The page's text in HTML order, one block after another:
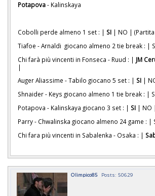
Potapova- Kalinskaya
Cobolli perde almeno 1 set : | SI | NO |
Tiafoe - Arnaldi giocano almeno 2 tie break : |
Chi farà più vincenti in Fonseca - Ruud : | JM
|
Auger Aliassime - Tabilo giocano 5 set : | SI |
Shnaider - Keys giocano almeno 1 tie break : |
Potapova - Kalinskaya giocano 3 set : | SI | NO |
Parry - Chwalinska giocano almeno 24 game : |
Chi fara più vincenti in Sabalenka - Osaka : |
Olimpico85 Posts: 50629